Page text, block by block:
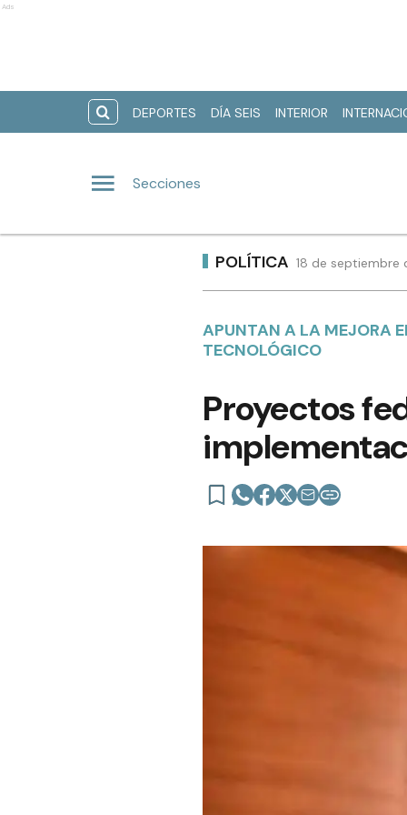
Ads
DEPORTES DÍA SEIS INTERIOR
Secciones
POLÍTICA 18 de septiembre
APUNTAN A LA MEJORA
TECNOLÓGICO
Proyectos